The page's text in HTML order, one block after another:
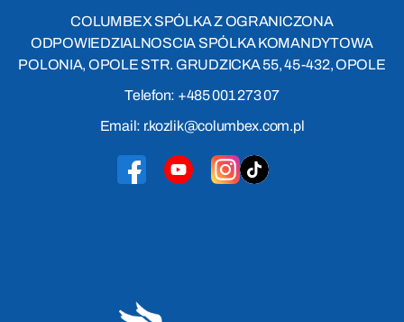
COLUMBEX SPÓLKA Z OGRANICZONA
ODPOWIEDZIALNOSCIA SPÓLKA KOMANDYTOWA
POLONIA, OPOLE STR. GRUDZICKA 55, 45-432, OPOLE
Telefon: +485 001 273 07
Email: r.kozlik@columbex.com.pl